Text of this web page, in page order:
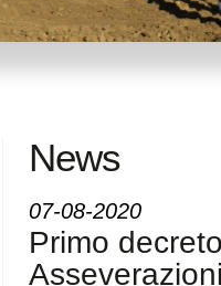
News
07-08-2020
Primo